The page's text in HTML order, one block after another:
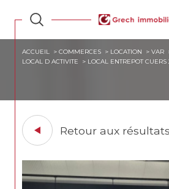
ACCUEIL COMMERCES LOCATION VAR
LOCAL D ACTIVITE
LOCAL ENTREPOT CUERS
Retour aux résultats